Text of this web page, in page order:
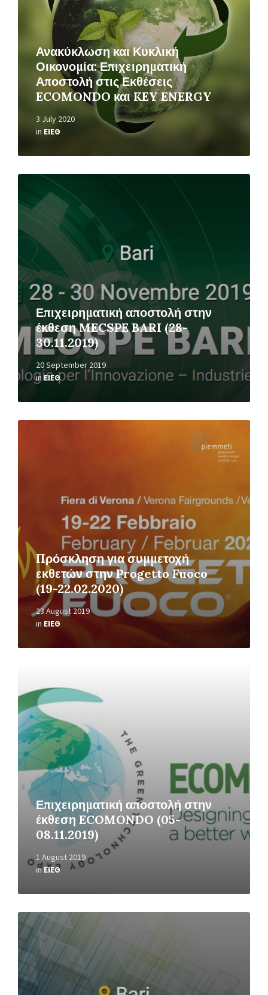
Ανακύκλωση και Κυκλική
Οικονομία: Επιχειρηματική
Αποστολή στις Εκθέσεις
ECOMONDO και KEY ENERGY
3 July 2020
in ΕΙΕΘ
Επιχειρηματική αποστολή στην
έκθεση MECSPE BARI (28-
30.11.2019)
20 September 2019
in ΕΙΕΘ
Read
Πρόσκληση για συμμετοχή
εκθετών στην Progetto Fuoco
(19-22.02.2020)
23 August 2019
in ΕΙΕΘ
Read
Επιχειρηματική αποστολή στην
έκθεση ECOMONDO (05-
08.11.2019)
1 August 2019
inΕΙΕΘ
Read
More